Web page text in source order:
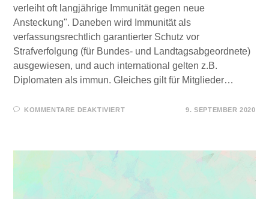
verleiht oft langjährige Immunität gegen neue
Ansteckung". Daneben wird Immunität als
verfassungsrechtlich garantierter Schutz vor
Strafverfolgung (für Bundes- und Landtagsabgeordnete)
ausgewiesen, und auch international gelten z.B.
Diplomaten als immun. Gleiches gilt für Mitglieder…
KOMMENTARE DEAKTIVIERTFÜR
9. SEPTEMBER 2020